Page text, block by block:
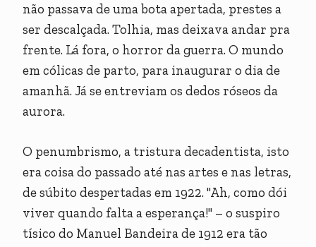
não passava de uma bota apertada, prestes a
ser descalçada. Tolhia, mas deixava andar pra
frente. Lá fora, o horror da guerra. O mundo
em cólicas de parto, para inaugurar o dia de
amanhã. Já se entreviam os dedos róseos da
aurora.
O penumbrismo, a tristura decadentista, isto
era coisa do passado até nas artes e nas letras,
de súbito despertadas em 1922. "Ah, como dói
viver quando falta a esperança!" – o suspiro
tísico do Manuel Bandeira de 1912 era tão